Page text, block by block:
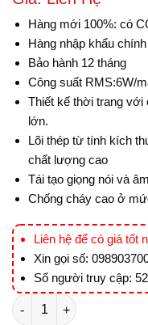
Hàng mới 100%: có
Hàng nhập khẩu
Bảo hành 12 tháng
Công suất RMS:6W/
Thiết kế thời trang với
lớn.
Lõi thép từ tính kích
chất lượng cao
Tái tạo giọng nói và
Chống cháy cao ở
Liên hệ để có giá tốt
Xin gọi số:
Số người truy cập:
DSP6011L Loa âm trần